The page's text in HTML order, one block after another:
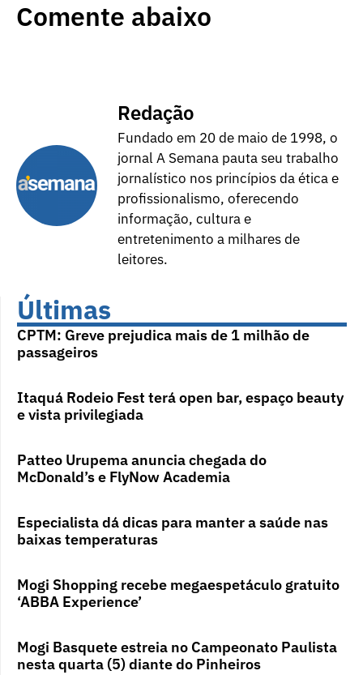
Comente abaixo
Redação
Fundado em 20 de maio de 1998, o
jornal A Semana pauta seu trabalho
jornalístico nos princípios da ética e
profissionalismo, oferecendo
informação, cultura e
entretenimento a milhares de
leitores.
Últimas
CPTM: Greve prejudica mais de 1 milhão de
passageiros
Itaquá Rodeio Fest terá open bar, espaço beauty
e vista privilegiada
Patteo Urupema anuncia chegada do
McDonald’s e FlyNow Academia
Especialista dá dicas para manter a saúde nas
baixas temperaturas
Mogi Shopping recebe megaespetáculo gratuito
‘ABBA Experience’
Mogi Basquete estreia no Campeonato Paulista
nesta quarta (5) diante do Pinheiros